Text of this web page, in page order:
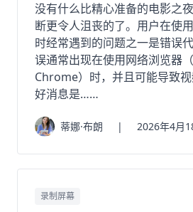
没有什么比精心准备的电影之
断更令人沮丧的了。用户在使
时经常遇到的问题之一是错误
误通常出现在使用网络浏览器
Chrome）时，并且可能导致视
好消息是……
蒂娜·布朗 | 2026年4月
录制屏幕